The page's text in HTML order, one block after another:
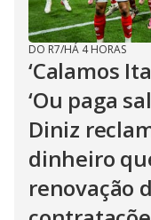
DO R7/HÁ 4 HORAS
‘Calamos
‘Ou paga
Diniz
dinheiro
renovação